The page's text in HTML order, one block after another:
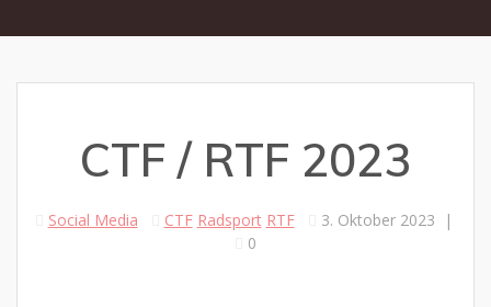
CTF / RTF 2023
Social Media CTF Radsport RTF 3. Oktober 2023 |
0